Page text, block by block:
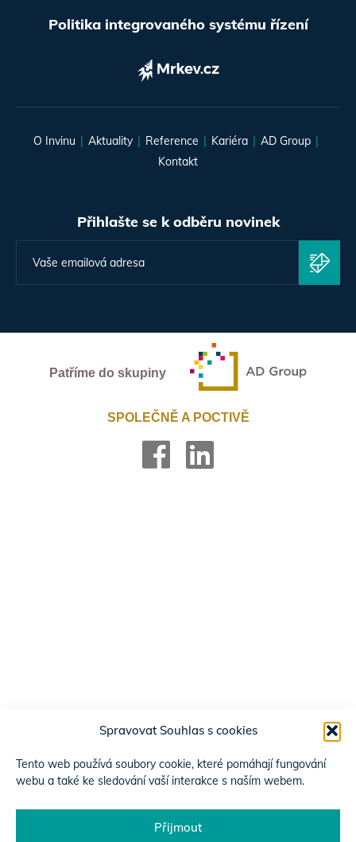
Spravovat Souhlas s cookies
Tento web používá soubory cookie, které pomáhají fungování
webu a také ke sledování vaší interakce s naším webem.
Přijmout
Politika integrovaného systému řízení
O Invinu Aktuality Reference Kariéra
AD Group
Kontakt
Přihlašte se k odběru novinek
Patříme do skupiny
SPOLEČNĚ A POCTIVĚ